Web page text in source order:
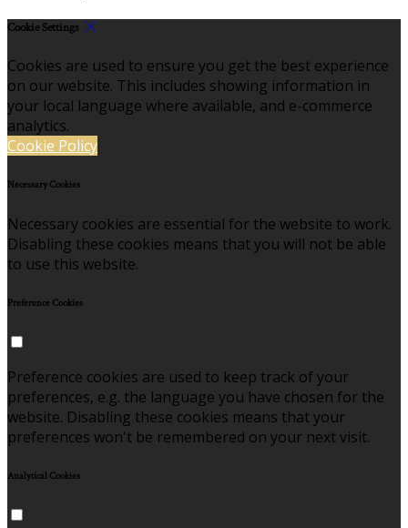
Cookie Settings
Cookies are used to ensure you get the best experience
on our website. This includes showing information in
your local language where available, and e-commerce
analytics.
Cookie Policy
Necessary Cookies
Necessary cookies are essential for the website to work.
Disabling these cookies means that you will not be able
to use this website.
Preference Cookies
Preference cookies are used to keep track of your
preferences, e.g. the language you have chosen for the
website. Disabling these cookies means that your
preferences won't be remembered on your next visit.
Analytical Cookies